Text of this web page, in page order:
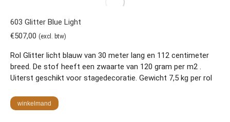
603 Glitter Blue Light
€507,00 (excl. btw)
Rol Glitter licht blauw van 30 meter lang en 112 centimeter
breed. De stof heeft een zwaarte van 120 gram per m2 .
Uiterst geschikt voor stagedecoratie. Gewicht 7,5 kg per rol
winkelmand